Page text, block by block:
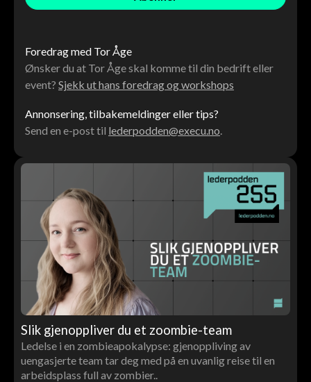
Foredrag med Tor Åge
Ønsker du at Tor Åge skal komme til din bedrift eller
event? Sjekk ut hans foredrag og workshops
Annonsering, tilbakemeldinger eller tips?
Send en e-post til lederpodden@execu.no
Slik gjenoppliver du et zoombie-team
Ledelse i en zombieapokalypse: gjenoppliving av
uengasjerte team tar deg med på en uvanlig reise til en
arbeidsplass full av zombier..